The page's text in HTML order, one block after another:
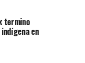
termino
en